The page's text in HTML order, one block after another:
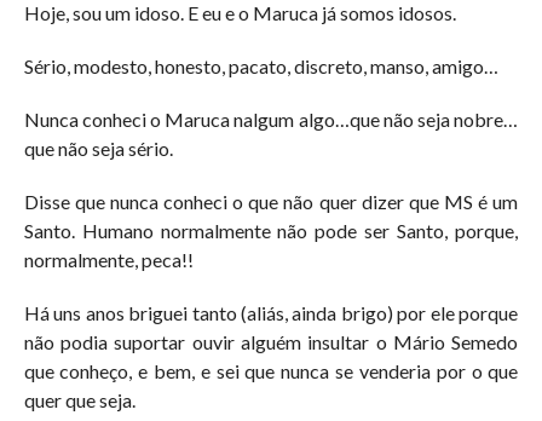
Hoje, sou um idoso. E eu e o Maruca já somos idosos.
Sério, modesto, honesto, pacato, discreto, manso, amigo…
Nunca conheci o Maruca nalgum algo…que não seja nobre…
que não seja sério.
Disse que nunca conheci o que não quer dizer que MS é um
Santo. Humano normalmente não pode ser Santo, porque,
normalmente, peca!!
Há uns anos briguei tanto (aliás, ainda brigo) por ele porque
não podia suportar ouvir alguém insultar o Mário Semedo
que conheço, e bem, e sei que nunca se venderia por o que
quer que seja.